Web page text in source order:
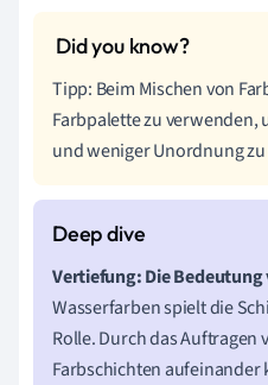
Tipp: Beim Mischen von
Farbpalette zu verwenden,
und weniger Unordnung
Vertiefung: Die Bedeutung
Wasserfarben spielt die
Rolle. Durch das Auftragen
Farbschichten aufeinander